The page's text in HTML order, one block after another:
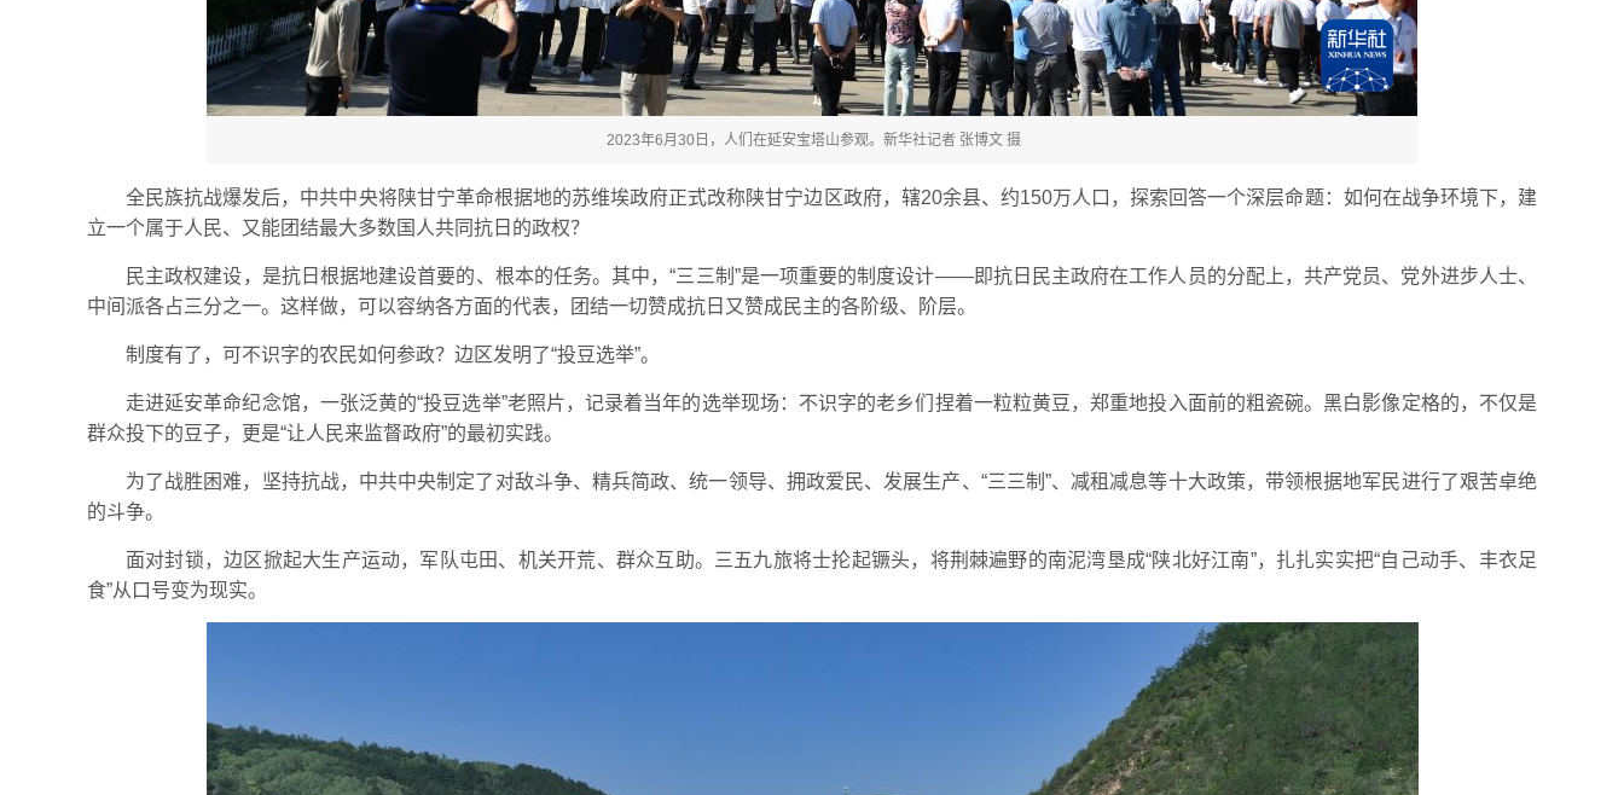
2023年6月30日，人们在延安宝塔山参观。新华社记者 张博文 摄
全民族抗战爆发后，中共中央将陕甘宁革命根据地的苏维埃政府正式改称陕甘宁边区政府，辖20余县、约150万人口，探索回答一个深层命题：如何在战争环境下，建
立一个属于人民、又能团结最大多数国人共同抗日的政权？
民主政权建设，是抗日根据地建设首要的、根本的任务。其中，“三三制”是一项重要的制度设计——即抗日民主政府在工作人员的分配上，共产党员、党外进步人士、
中间派各占三分之一。这样做，可以容纳各方面的代表，团结一切赞成抗日又赞成民主的各阶级、阶层。
制度有了，可不识字的农民如何参政？边区发明了“投豆选举”。
走进延安革命纪念馆，一张泛黄的“投豆选举”老照片，记录着当年的选举现场：不识字的老乡们捏着一粒粒黄豆，郑重地投入面前的粗瓷碗。黑白影像定格的，不仅是
群众投下的豆子，更是“让人民来监督政府”的最初实践。
为了战胜困难，坚持抗战，中共中央制定了对敌斗争、精兵简政、统一领导、拥政爱民、发展生产、“三三制”、减租减息等十大政策，带领根据地军民进行了艰苦卓绝
的斗争。
面对封锁，边区掀起大生产运动，军队屯田、机关开荒、群众互助。三五九旅将士抡起镢头，将荆棘遍野的南泥湾垦成“陕北好江南”，扎扎实实把“自己动手、丰衣足
食”从口号变为现实。